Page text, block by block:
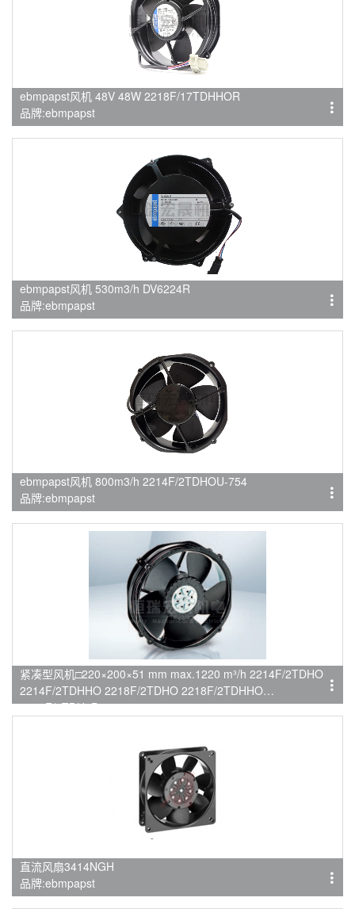
ebmpapst风机 48V 48W 2218F/17TDHHOR
品牌:ebmpapst
ebmpapst风机 530m3/h DV6224R
品牌:ebmpapst
ebmpapst风机 800m3/h 2214F/2TDHOU-754
品牌:ebmpapst
紧凑型风机□220×200×51 mm max.1220 m³/h 2214F/2TDHO
2214F/2TDHHO 2218F/2TDHO 2218F/2TDHHO
2218F/2TDH4P
直流风扇3414NGH
品牌:ebmpapst